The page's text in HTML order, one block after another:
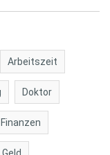
Arbeitszeit
Doktor
Finanzen